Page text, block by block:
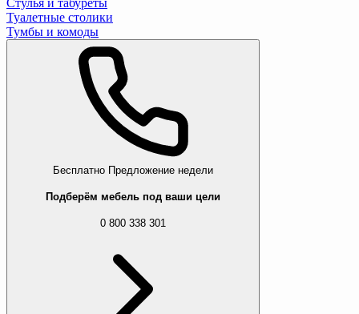
Стулья и табуреты
Туалетные столики
Тумбы и комоды
Бесплатно Предложение недели
Подберём мебель под ваши цели
0 800 338 301